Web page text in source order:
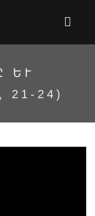
Թ
24)